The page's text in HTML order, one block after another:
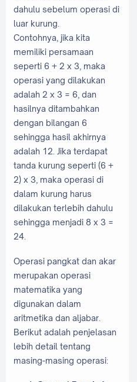
dahulu sebelum operasi di
luar kurung.
Contohnya, jika kita
memiliki persamaan
seperti 6 + 2 x 3, maka
operasi yang dilakukan
adalah 2 x 3 = 6, dan
hasilnya ditambahkan
dengan bilangan 6
sehingga hasil akhirnya
adalah 12. Jika terdapat
tanda kurung seperti (6 +
2) x 3, maka operasi di
dalam kurung harus
dilakukan terlebih dahulu
sehingga menjadi 8 x 3 =
24.
Operasi pangkat dan akar
merupakan operasi
matematika yang
digunakan dalam
aritmetika dan aljabar.
Berikut adalah penjelasan
lebih detail tentang
masing-masing operasi: